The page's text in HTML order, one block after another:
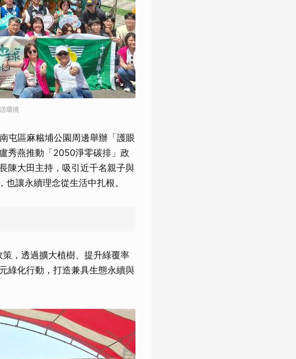
環境
屯區麻糍埔公園周邊舉辦「護眼
秀燕推動「2050淨零碳排」政
陳大田主持，吸引近千名親子與
讓永續理念從生活中扎根。
，透過擴大植樹、提升綠覆率
綠化行動，打造兼具生態永續與